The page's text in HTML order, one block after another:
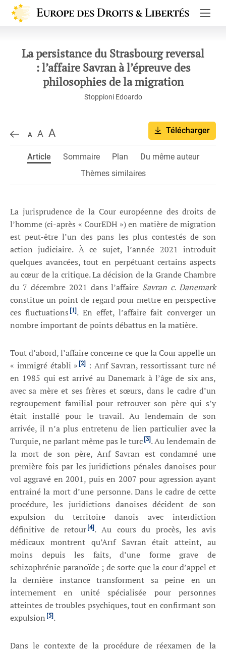
La persistance du Strasbourg reversal
: l’affaire Savran à l’épreuve des
philosophies de la migration
Stoppioni Edoardo
A A A
Article Sommaire Plan
Du même auteur
Thèmes similaires
Télécharger
La jurisprudence de la Cour européenne des droits de
l’homme (ci-après « CourEDH ») en matière de migration
est peut-être l’un des pans les plus contestés de son
action judiciaire. À ce sujet, l’année 2021 introduit
quelques avancées, tout en perpétuant certains aspects
au cœur de la critique. La décision de la Grande Chambre
du 7 décembre 2021 dans l’affaire Savran c. Danemark
constitue un point de regard pour mettre en perspective
ces fluctuations [1]. En effet, l’affaire fait converger un
nombre important de points débattus en la matière.
Tout d’abord, l’affaire concerne ce que la Cour appelle un
« immigré établi » [2] : Arıf Savran, ressortissant turc né
en 1985 qui est arrivé au Danemark à l’âge de six ans,
avec sa mère et ses frères et sœurs, dans le cadre d’un
regroupement familial pour retrouver son père qui s’y
était installé pour le travail. Au lendemain de son
arrivée, il n’a plus entretenu de lien particulier avec la
Turquie, ne parlant même pas le turc [3]. Au lendemain de
la mort de son père, Arıf Savran est condamné une
première fois par les juridictions pénales danoises pour
vol aggravé en 2001, puis en 2007 pour agression ayant
entraîné la mort d’une personne. Dans le cadre de cette
procédure, les juridictions danoises décident de son
expulsion du territoire danois avec interdiction
définitive de retour [4]. Au cours du procès, les avis
médicaux montrent qu’Arıf Savran était atteint, au
moins depuis les faits, d’une forme grave de
schizophrénie paranoïde ; de sorte que la cour d’appel et
la dernière instance transforment sa peine en un
internement en unité spécialisée pour personnes
atteintes de troubles psychiques, tout en confirmant son
expulsion [5].
Dans le contexte de la procédure de réexamen de la